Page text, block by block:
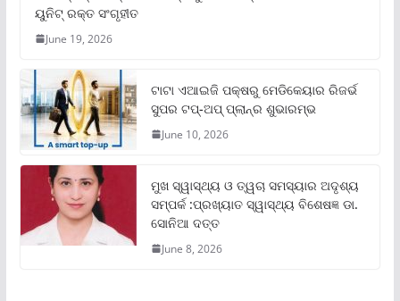
ୟୁନିଟ୍‌ ରକ୍ତ ସଂଗୃହୀତ
June 19, 2026
ଟାଟା ଏଆଇଜି ପକ୍ଷରୁ ମେଡିକେୟାର ରିଜର୍ଭ
ସୁପର ଟପ୍‌-ଅପ୍ ପ୍ଲାନ୍‌ର ଶୁଭାରମ୍ଭ
June 10, 2026
ମୁଖ ସ୍ୱାସ୍ଥ୍ୟ ଓ ତ୍ୱଚା ସମସ୍ୟାର ଅଦୃଶ୍ୟ
ସମ୍ପର୍କ :ପ୍ରଖ୍ୟାତ ସ୍ୱାସ୍ଥ୍ୟ ବିଶେଷଜ୍ଞ ଡା.
ସୋନିଆ ଦତ୍ତ
June 8, 2026